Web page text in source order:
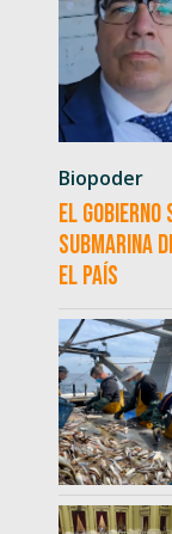
Biopoder
El
submarina
el país